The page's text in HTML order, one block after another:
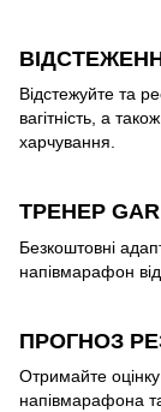
Відстежуйте та
вагітність, а
харчування.
ТРЕНЕР
Безкоштовні
напівмарафон від
ПРОГНОЗ
Отримайте
напівмарафона